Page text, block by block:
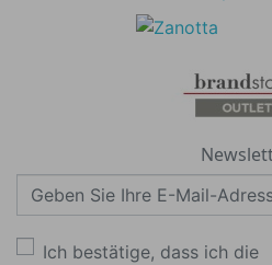
Ich bestätige, dass ich die